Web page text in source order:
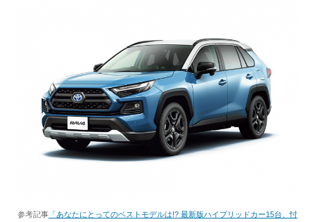
参考記事 「あなたにとってのベストモデルは!? 最新版ハイブリッドカー15台、忖